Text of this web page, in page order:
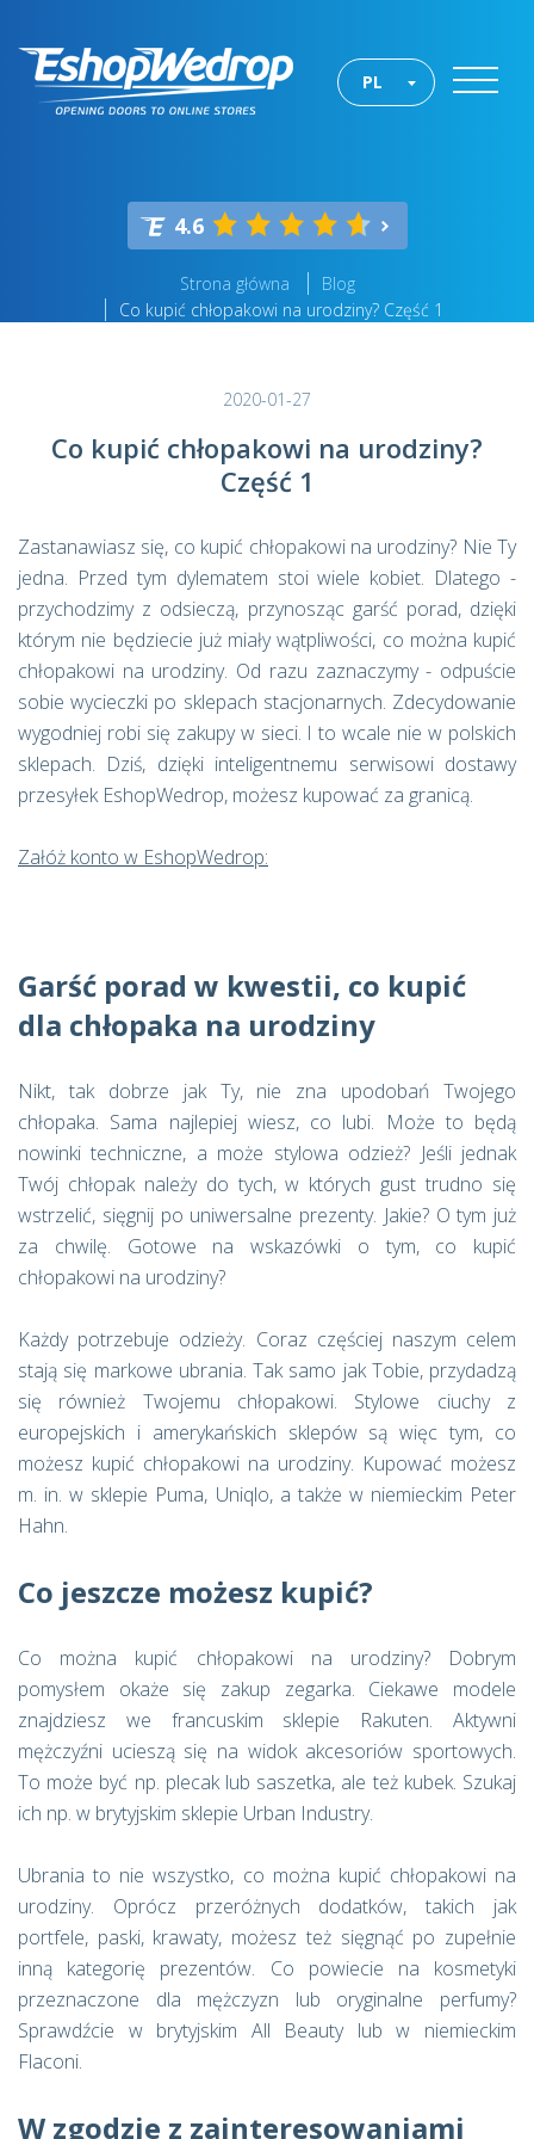
PL
4.6
Strona główna
Blog
Co kupić chłopakowi na urodziny? Część 1
2020-01-27
Co kupić chłopakowi na urodziny?
Część 1
Zastanawiasz się, co kupić chłopakowi na urodziny? Nie Ty
jedna. Przed tym dylematem stoi wiele kobiet. Dlatego -
przychodzimy z odsieczą, przynosząc garść porad, dzięki
którym nie będziecie już miały wątpliwości, co można kupić
chłopakowi na urodziny. Od razu zaznaczymy - odpuście
sobie wycieczki po sklepach stacjonarnych. Zdecydowanie
wygodniej robi się zakupy w sieci. I to wcale nie w polskich
sklepach. Dziś, dzięki inteligentnemu serwisowi dostawy
przesyłek EshopWedrop, możesz kupować za granicą.
Załóż konto w EshopWedrop:
Garść porad w kwestii, co kupić
dla chłopaka na urodziny
Nikt, tak dobrze jak Ty, nie zna upodobań Twojego
chłopaka. Sama najlepiej wiesz, co lubi. Może to będą
nowinki techniczne, a może stylowa odzież? Jeśli jednak
Twój chłopak należy do tych, w których gust trudno się
wstrzelić, sięgnij po uniwersalne prezenty. Jakie? O tym już
za chwilę. Gotowe na wskazówki o tym, co kupić
chłopakowi na urodziny?
Każdy potrzebuje odzieży. Coraz częściej naszym celem
stają się markowe ubrania. Tak samo jak Tobie, przydadzą
się również Twojemu chłopakowi. Stylowe ciuchy z
europejskich i amerykańskich sklepów są więc tym, co
możesz kupić chłopakowi na urodziny. Kupować możesz
m. in. w sklepie Puma, Uniqlo, a także w niemieckim Peter
Hahn.
Co jeszcze możesz kupić?
Co można kupić chłopakowi na urodziny? Dobrym
pomysłem okaże się zakup zegarka. Ciekawe modele
znajdziesz we francuskim sklepie Rakuten. Aktywni
mężczyźni ucieszą się na widok akcesoriów sportowych.
To może być np. plecak lub saszetka, ale też kubek. Szukaj
ich np. w brytyjskim sklepie Urban Industry.
Ubrania to nie wszystko, co można kupić chłopakowi na
urodziny. Oprócz przeróżnych dodatków, takich jak
portfele, paski, krawaty, możesz też sięgnąć po zupełnie
inną kategorię prezentów. Co powiecie na kosmetyki
przeznaczone dla mężczyzn lub oryginalne perfumy?
Sprawdźcie w brytyjskim All Beauty lub w niemieckim
Flaconi.
W zgodzie z zainteresowaniami